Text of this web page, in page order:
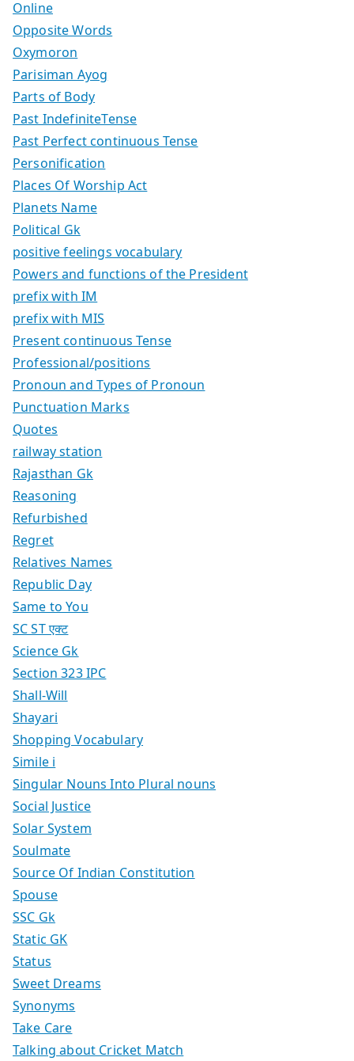
Online
Opposite Words
Oxymoron
Parisiman Ayog
Parts of Body
Past IndefiniteTense
Past Perfect continuous Tense
Personification
Places Of Worship Act
Planets Name
Political Gk
positive feelings vocabulary
Powers and functions of the President
prefix with IM
prefix with MIS
Present continuous Tense
Professional/positions
Pronoun and Types of Pronoun
Punctuation Marks
Quotes
railway station
Rajasthan Gk
Reasoning
Refurbished
Regret
Relatives Names
Republic Day
Same to You
SC ST एक्ट
Science Gk
Section 323 IPC
Shall-Will
Shayari
Shopping Vocabulary
Simile i
Singular Nouns Into Plural nouns
Social Justice
Solar System
Soulmate
Source Of Indian Constitution
Spouse
SSC Gk
Static GK
Status
Sweet Dreams
Synonyms
Take Care
Talking about Cricket Match